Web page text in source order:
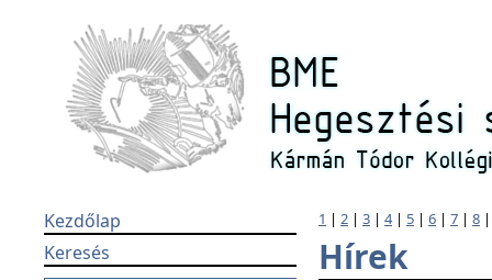
Kezdőlap
Keresés
1 | 2 | 3 | 4| 5 | 6 | 7 | 8
Hírek